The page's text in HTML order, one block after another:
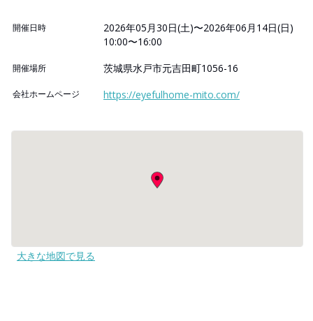
開催日時
2026年05月30日(土)〜2026年06月14日(日)
10:00〜16:00
開催場所 茨城県水戸市元吉田町1056-16
会社ホームページ https://eyefulhome-mito.com/
大きな地図で見る